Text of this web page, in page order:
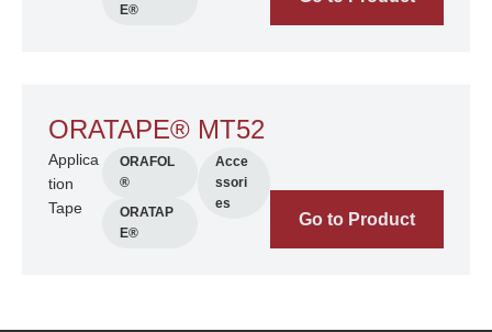
E®
ORATAPE® MT52
Applica
tion
Tape
ORAFOL
®
ORATAP
E®
Acce
ssori
es
Go to Product